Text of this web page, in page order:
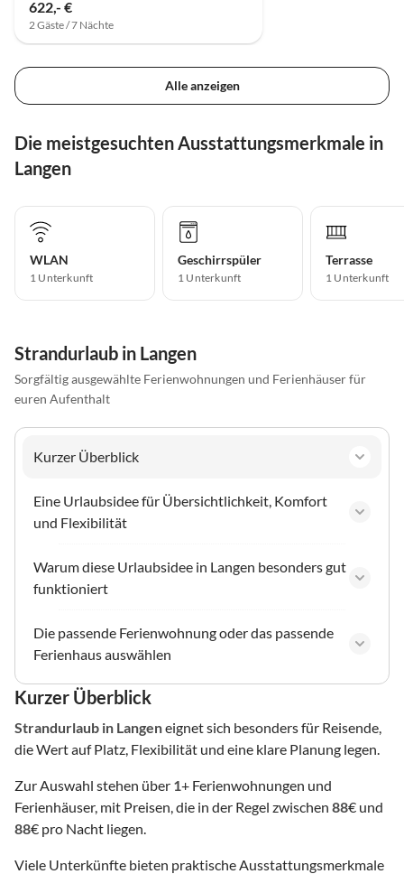
622,- €
2 Gäste / 7 Nächte
Alle anzeigen
Die meistgesuchten Ausstattungsmerkmale in
Langen
WLAN
1 Unterkunft
Geschirrspüler
1 Unterkunft
Terrasse
1 Unterkunft
Strandurlaub in Langen
Sorgfältig ausgewählte Ferienwohnungen und Ferienhäuser für
euren Aufenthalt
Kurzer Überblick
Eine Urlaubsidee für Übersichtlichkeit, Komfort
und Flexibilität
Warum diese Urlaubsidee in Langen besonders gut
funktioniert
Die passende Ferienwohnung oder das passende
Ferienhaus auswählen
Kurzer Überblick
Strandurlaub in Langeneignet sich besonders für Reisende,
die Wert auf Platz, Flexibilität und eine klare Planung legen.
Zur Auswahl stehen über 1+ Ferienwohnungen und
Ferienhäuser, mit Preisen, die in der Regel zwischen 88€ und
88€ pro Nacht liegen.
Viele Unterkünfte bieten praktische Ausstattungsmerkmale